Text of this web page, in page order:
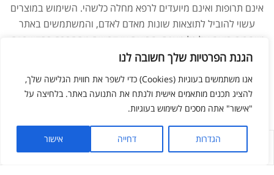
הגנת הפרטיות שלך חשובה לנו
אנו משתמשים בעוגיות (Cookies) כדי לשפר את חווית הגלישה שלך,
להציג תכנים מותאמים אישית ולנתח את התנועה באתר. בלחיצה על
"אישור" אתה מסכים לשימוש בעוגיות.
הגדרות דחייה אישור
לחנות החשבון שלי מועדפים חפש
אינם תרופות ואינם מיועדים לרפא מחלה כלשהי. השימוש במוצרים
עשוי להוביל לתוצאות שונות מאדם לאדם, והמשתמשים באתר
מוותרים בזאת על כל טענה, תביעה או דרישה מהחברה בהקשר זה.
נשים בהיריון, מניקות, ילדים והנוטלים תרופות מרשם – יש להיוועץ